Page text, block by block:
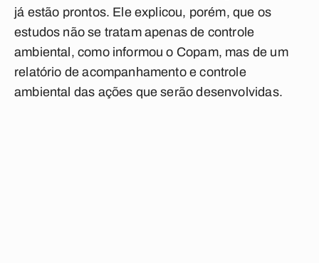
já estão prontos. Ele explicou, porém, que os
estudos não se tratam apenas de controle
ambiental, como informou o Copam, mas de um
relatório de acompanhamento e controle
ambiental das ações que serão desenvolvidas.